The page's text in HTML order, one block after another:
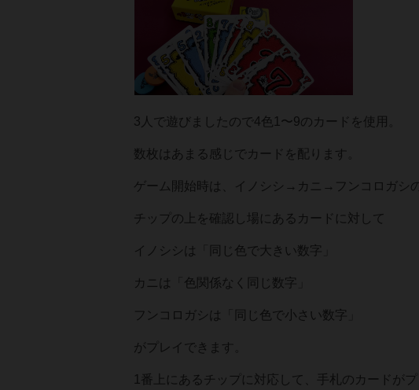
3人で遊びましたので4色1〜9のカードを使用。
数枚はあまる感じでカードを配ります。
ゲーム開始時は、イノシシ→カニ→フンコロガシ
チップの上を確認し場にあるカードに対して
イノシシは「同じ色で大きい数字」
カニは「色関係なく同じ数字」
フンコロガシは「同じ色で小さい数字」
がプレイできます。
1番上にあるチップに対応して、手札のカードが